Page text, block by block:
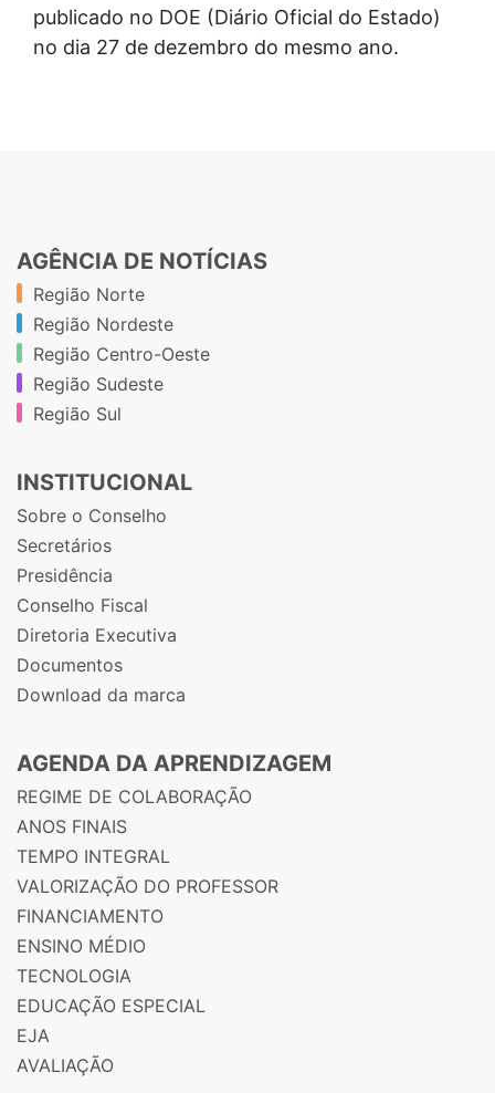
publicado no DOE (Diário Oficial do Estado)
no dia 27 de dezembro do mesmo ano.
AGÊNCIA DE NOTÍCIAS
Região Norte
Região Nordeste
Região Centro-Oeste
Região Sudeste
Região Sul
INSTITUCIONAL
Sobre o Conselho
Secretários
Presidência
Conselho Fiscal
Diretoria Executiva
Documentos
Download da marca
AGENDA DA APRENDIZAGEM
REGIME DE COLABORAÇÃO
ANOS FINAIS
TEMPO INTEGRAL
VALORIZAÇÃO DO PROFESSOR
FINANCIAMENTO
ENSINO MÉDIO
TECNOLOGIA
EDUCAÇÃO ESPECIAL
EJA
AVALIAÇÃO